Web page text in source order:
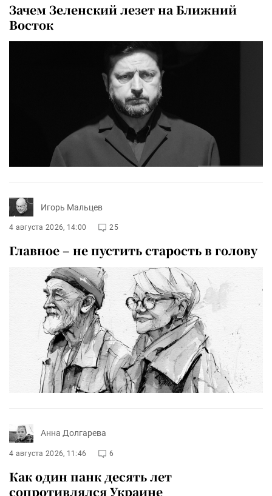
Зачем Зеленский лезет на Ближний
Восток
Игорь Мальцев
4 августа 2026, 14:00 25
Главное – не пустить старость в голову
Анна Долгарева
4 августа 2026, 11:46 6
Как один панк десять лет
сопротивлялся Украине